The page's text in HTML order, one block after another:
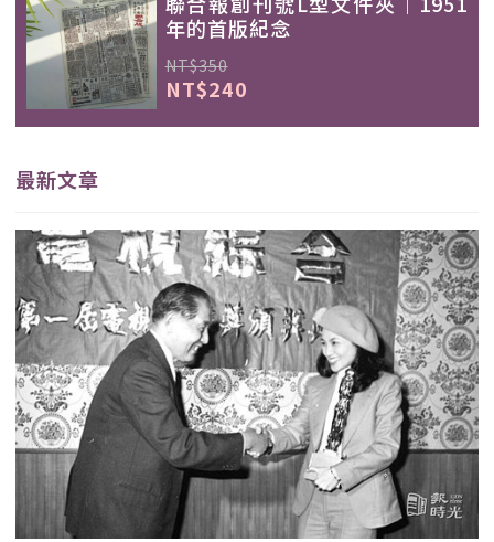
年的首版紀念
NT$350
NT$240
最新文章